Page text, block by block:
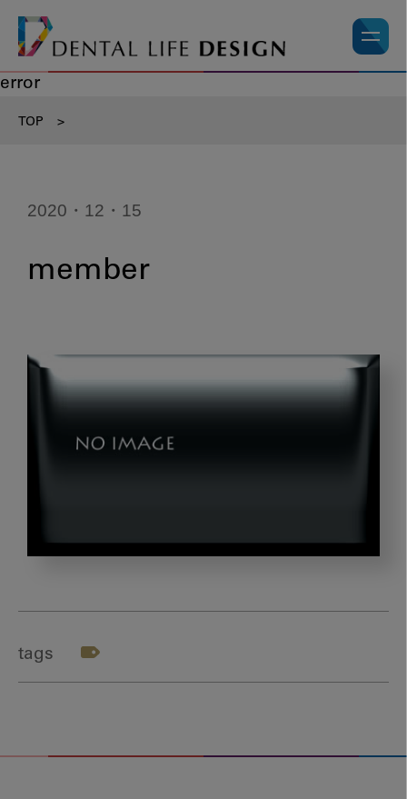
error
TOP >
2020・12・15
member
tags